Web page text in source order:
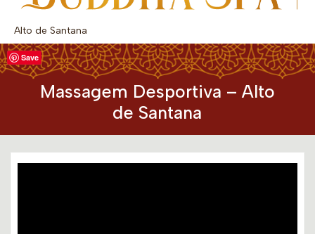
Alto de Santana
Massagem Desportiva – Alto
de Santana
Save